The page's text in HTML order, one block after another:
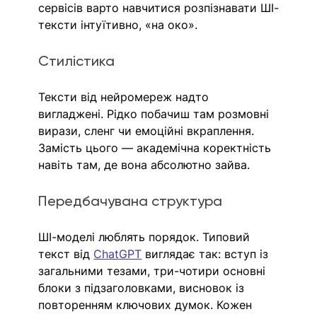
сервісів варто навчитися розпізнавати ШІ-
тексти інтуїтивно, «на око».
Стилістика
Тексти від нейромереж надто
вигладжені. Рідко побачиш там розмовні
вирази, сленг чи емоційні вкраплення.
Замість цього — академічна коректність
навіть там, де вона абсолютно зайва.
Передбачувана структура
ШІ-моделі люблять порядок. Типовий
текст від ChatGPT виглядає так: вступ із
загальними тезами, три-чотири основні
блоки з підзаголовками, висновок із
повторенням ключових думок. Кожен